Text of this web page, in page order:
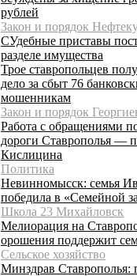
рублей
Закон и порядок
СУдебные приставы
разделе имущества
Трое ставропольцев
дело за сбыт 76
мошенникам
Закон и порядок
Работа с обращениями
дороги Ставрополья —
Кислицина
Политика
Невинномысск: семья
победила в «Семейной
Школа 23 Михайловск
Мелиорация на
орошения поддержит
Сельское хозяйство
Минздрав Ставрополья: